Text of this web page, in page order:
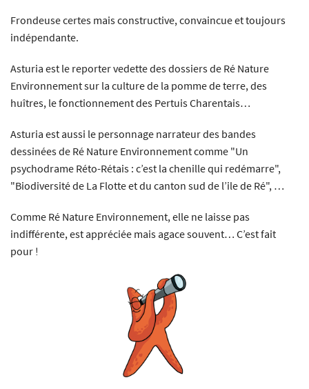
Frondeuse certes mais constructive, convaincue et toujours
indépendante.
Asturia est le reporter vedette des dossiers de Ré Nature
Environnement sur la culture de la pomme de terre, des
huîtres, le fonctionnement des Pertuis Charentais…
Asturia est aussi le personnage narrateur des bandes
dessinées de Ré Nature Environnement comme "Un
psychodrame Réto-Rétais : c’est la chenille qui redémarre",
"Biodiversité de La Flotte et du canton sud de l’ile de Ré", …
Comme Ré Nature Environnement, elle ne laisse pas
indifférente, est appréciée mais agace souvent… C’est fait
pour !